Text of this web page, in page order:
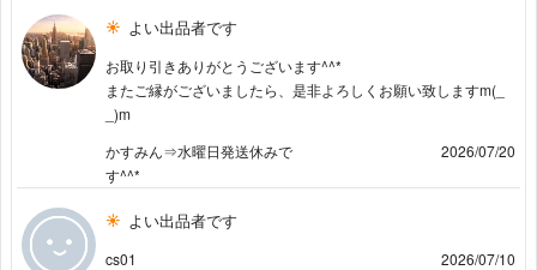
よい出品者です
お取り引きありがとうございます^^*
またご縁がございましたら、是非よろしくお願い致しますm(_
_)m
かすみん⇒水曜日発送休みで
す^^*
2026/07/20
よい出品者です
cs01 2026/07/10